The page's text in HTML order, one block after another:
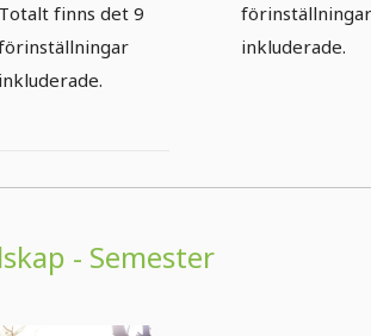
Totalt finns det 9
inkluderade.
förinställningar
inkluderade.
- Semester